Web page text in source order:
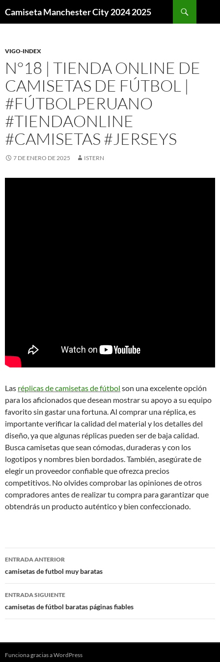
Camiseta Manchester City 2024 2025
VIGO-INDEX
N°18 | TIENDA ONLINE DE
CAMISETAS DE FÚTBOL |
#FÚTBOLPERUANO
#TIENDAONLINE
#CAMISETAS #JERSEYS
7 DE ENERO DE 2025 ISTERN
Las réplicas de camisetas de fútbol son una excelente opción
para los aficionados que desean mostrar su apoyo a su equipo
favorito sin gastar una fortuna. Al comprar una réplica, es
importante verificar la calidad del material y los detalles del
diseño, ya que algunas réplicas pueden ser de baja calidad.
Busca camisetas que sean cómodas, duraderas y con los
logotipos y nombres bien bordados. También, asegúrate de
elegir un proveedor confiable que ofrezca precios
competitivos. No olvides comprobar las opiniones de otros
compradores antes de realizar tu compra para garantizar que
obtendrás un producto auténtico y bien confeccionado.
Navegación
de
entradas
ENTRADA ANTERIOR
camisetas de futbol muy baratas
ENTRADA SIGUIENTE
camisetas de fútbol baratas páginas fiables
Funciona gracias a WordPress